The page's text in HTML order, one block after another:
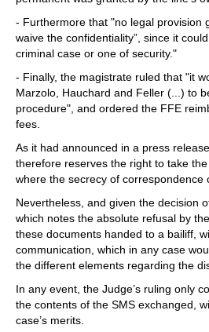
- Furthermore that "no legal provision
waive the confidentiality”, since it
criminal case or one of security."
- Finally, the magistrate ruled that "it
Marzolo, Hauchard and Feller (...) to
procedure", and ordered the FFE
fees.
As it had announced in a press
therefore reserves the right to take
where the secrecy of correspondence
Nevertheless, and given the decision
which notes the absolute refusal by
these documents handed to a bailiff,
communication, which in any case
the different elements regarding the
In any event, the Judge’s ruling only
the contents of the SMS exchanged,
case’s merits.